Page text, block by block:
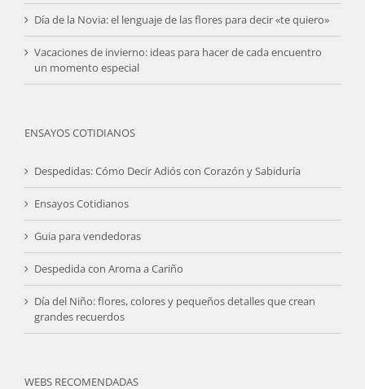
Día de la Novia: el lenguaje de las flores para decir «te quiero»
Vacaciones de invierno: ideas para hacer de cada encuentro
un momento especial
ENSAYOS COTIDIANOS
Despedidas: Cómo Decir Adiós con Corazón y Sabiduría
Ensayos Cotidianos
Guia para vendedoras
Despedida con Aroma a Cariño
Día del Niño: flores, colores y pequeños detalles que crean
grandes recuerdos
WEBS RECOMENDADAS